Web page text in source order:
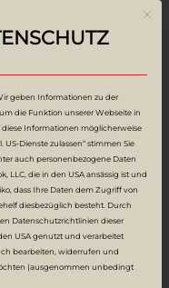
Wohnungen
Mit
geben Informationen zu der
die Funktion unserer Webseite in
Informationen möglicherweise
Dienste zulassen“ stimmen Sie
auch personenbezogene Daten
LLC, die in den USA ansässig ist und
dass Ihre Daten dem Zugriff von
diesbezüglich besteht. Durch
Datenschutzrichtlinien dieser
USA genutzt und verarbeitet
bearbeiten, widerrufen und
(ausgenommen unbedingt